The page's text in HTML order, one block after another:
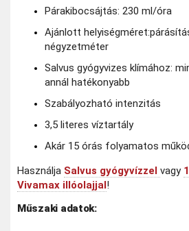
Párakibocsájtás: 230 ml/óra
Ajánlott helyiségméret:
négyzetméter
Salvus gyógyvizes klímához:
annál hatékonyabb
Szabályozható intenzitás
3,5 literes víztartály
Akár 15 órás folyamatos
Használja Salvus gyógyvízzel vagy
Vivamax illóolajjal!
Műszaki adatok: